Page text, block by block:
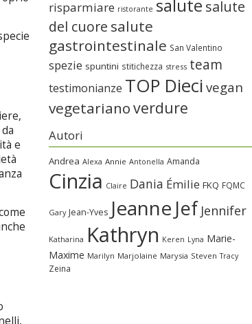
e
risparmiare ristorante salute salute
del cuore salute
gastrointestinale San Valentino
spezie spuntini stitichezza stress team
testimonianze TOP Dieci vegan
vegetarianoverdure
Autori
Andrea Alexa Annie Antonella Amanda
Cinzia Claire Dania Émilie FKQ FQMC
Gary Jean-Yves Jeanne Jef Jennifer
Katharina Kathryn Keren Lyna Marie-
Maxime Marilyn Marjolaine Marysia Steven Tracy
Zeina